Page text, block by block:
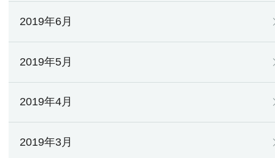
2019年6月
2019年5月
2019年4月
2019年3月